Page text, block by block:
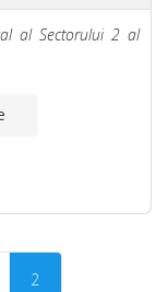
al Sectorului 2 al
2